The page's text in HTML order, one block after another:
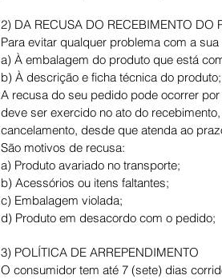
2) DA RECUSA DO RECEBIMENTO DO
Para evitar qualquer problema com a
a) À embalagem do produto que está
b) À descrição e ficha técnica do produto;
A recusa do seu pedido pode ocorrer
deve ser exercido no ato do
cancelamento, desde que atenda ao
São motivos de recusa:
a) Produto avariado no transporte;
b) Acessórios ou itens faltantes;
c) Embalagem violada;
d) Produto em desacordo com o pedido;
3) POLÍTICA DE ARREPENDIMENTO
O consumidor tem até 7 (sete) dias